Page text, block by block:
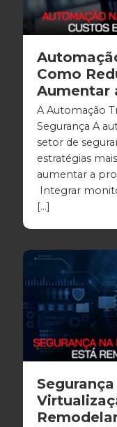
Como
Aumentar
A Automação
Segurança A
setor de
estratégias
aumentar a
Integrar
[…]